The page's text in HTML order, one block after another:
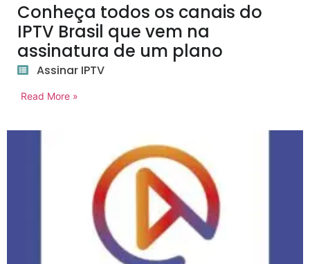
Conheça todos os canais do
IPTV Brasil que vem na
assinatura de um plano
Assinar IPTV
Read More »